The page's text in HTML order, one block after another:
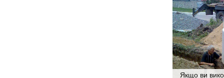
Якщо ви